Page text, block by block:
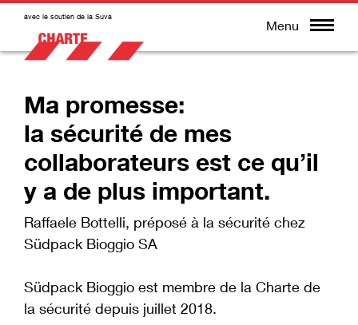
avec le soutien de la Suva
Menu
Ma promesse:
la sécurité de mes
collaborateurs est ce qu’il
y a de plus important.
Raffaele Bottelli, préposé à la sécurité chez
Südpack Bioggio SA
Südpack Bioggio est membre de la Charte de
la sécurité depuis juillet 2018.